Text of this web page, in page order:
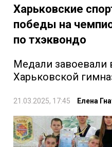
Харьковские
победы на
по тхэквондо
Медали завоевали
Харьковской
21.03.2025, 17:45 Елена